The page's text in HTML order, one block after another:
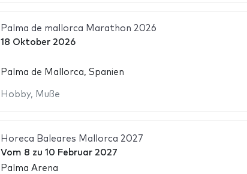
Palma de mallorca Marathon 2026
18 Oktober 2026
Palma de Mallorca, Spanien
Hobby, Muße
Horeca Baleares Mallorca 2027
Vom 8 zu 10 Februar 2027
Palma Arena